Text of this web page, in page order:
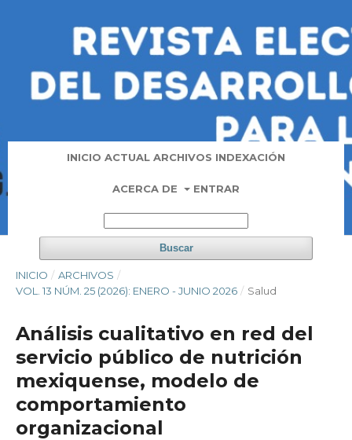
INICIO ACTUAL ARCHIVOS INDEXACIÓN
ACERCA DE ENTRAR
Buscar
INICIO / ARCHIVOS /
VOL. 13 NÚM. 25 (2026): ENERO - JUNIO 2026 / Salud
Análisis cualitativo en red del
servicio público de nutrición
mexiquense, modelo de
comportamiento
organizacional